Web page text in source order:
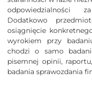
odpowiedzialności
Dodatkowo
osiągnięcie
wyrokiem przy
chodzi o samo
pisemnej opinii,
badania sprawozdania